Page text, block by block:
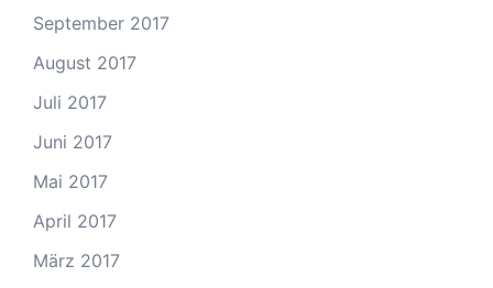
September 2017
August 2017
Juli 2017
Juni 2017
Mai 2017
April 2017
März 2017